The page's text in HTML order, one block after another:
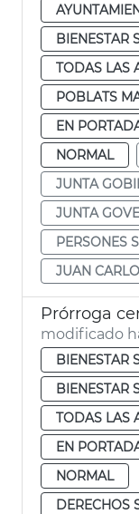
BIENESTAR
TODAS LAS
POBLATS
EN
NORMAL
JUNTA
JUNTA
PERSONES
JUAN
Prórroga
modificado
BIENESTAR
BIENESTAR
TODAS LAS
EN
NORMAL
DERECHOS